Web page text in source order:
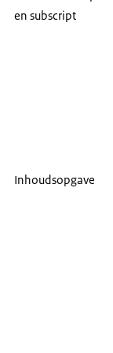
en subscript
Inhoudsopgave